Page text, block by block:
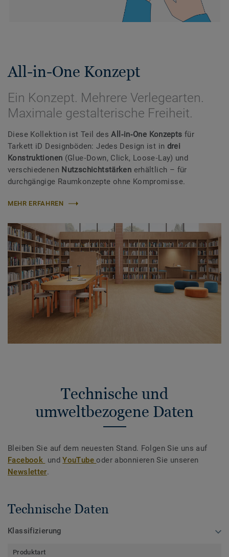
All-in-One Konzept
Ein Konzept. Mehrere Verlegearten.
Maximale gestalterische Freiheit.
Diese Kollektion ist Teil desAll‑in‑One Konzepts für
Tarkett iD Designböden: Jedes Design ist in drei
Konstruktionen (Glue‑Down, Click, Loose‑Lay) und
verschiedenen Nutzschichtstärken erhältlich – für
durchgängige Raumkonzepte ohne Kompromisse.
MEHR ERFAHREN
Technische und
umweltbezogene Daten
Bleiben Sie auf dem neuesten Stand. Folgen Sie uns auf
Facebook undYouTubeoder abonnieren Sie unseren
Newsletter.
Technische Daten
Klassifizierung
Produktart